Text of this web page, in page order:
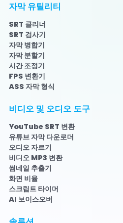
자막 유틸리티
SRT 클리너
SRT 검사기
자막 병합기
자막 분할기
시간 조정기
FPS 변환기
ASS 자막 형식
비디오 및 오디오 도구
YouTube SRT 변환
유튜브 자막 다운로더
오디오 자르기
비디오 MP3 변환
썸네일 추출기
화면 비율
스크립트 타이머
AI 보이스오버